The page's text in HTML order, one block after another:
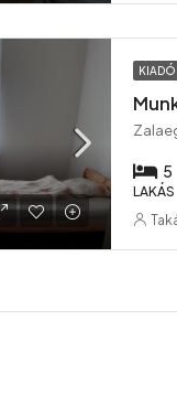
KIADÓ
5
LAKÁS